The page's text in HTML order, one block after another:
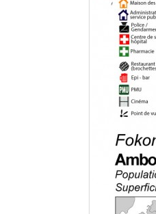
Identifiant oublié ?
Mot de passe oublié ?